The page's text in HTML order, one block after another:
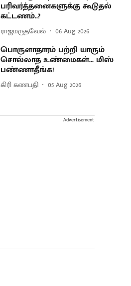
பரிவர்த்தனைகளுக்கு கூடுதல்
கட்டணம்..?
ராஜமருதவேல் 06 Aug 2026
பொருளாதாரம் பற்றி யாரும்
சொல்லாத உண்மைகள்... மிஸ்
பண்ணாதீங்க!
கிரி கணபதி 05 Aug 2026
Advertisement